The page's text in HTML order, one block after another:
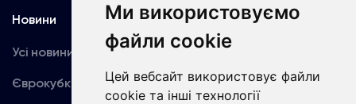
Ми використовуємо
файли cookie
Цей вебсайт використовує файли
cookie та інші технології
Новини
Усі новини
Єврокубки
Медіа
Динамо TV
Фотогалерея